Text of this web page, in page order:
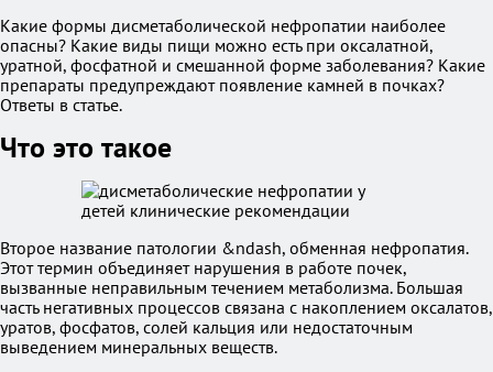
Какие формы дисметаболической нефропатии наиболее
опасны? Какие виды пищи можно есть при оксалатной,
уратной, фосфатной и смешанной форме заболевания? Какие
препараты предупреждают появление камней в почках?
Ответы в статье.
Что это такое
Второе название патологии &ndash, обменная нефропатия.
Этот термин объединяет нарушения в работе почек,
вызванные неправильным течением метаболизма. Большая
часть негативных процессов связана с накоплением оксалатов,
уратов, фосфатов, солей кальция или недостаточным
выведением минеральных веществ.